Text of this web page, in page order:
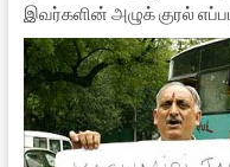
இவர்களின் அழுக் குரல்